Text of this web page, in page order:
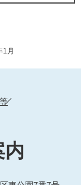
1月
内